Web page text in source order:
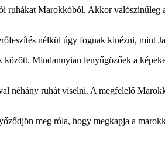
ruhákat Marokkóból. Akkor
nélkül úgy fognak kinézni, mint
Mindannyian lenyűgözőek a
néhány ruhát viselni. A megfelelő
meg róla, hogy megkapja a